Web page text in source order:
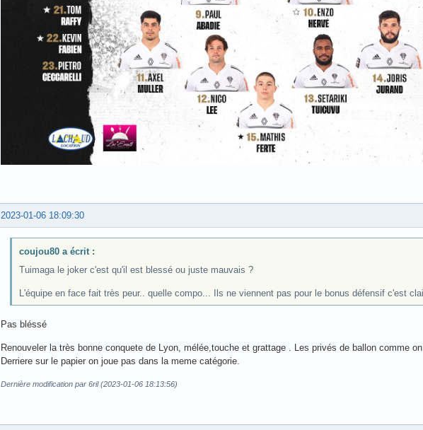
2023-01-06 18:09:30
coujou80 a écrit :
Tuimaga le joker c'est qu'il est blessé ou juste mauvais ?
L'équipe en face fait très peur.. quelle compo... Ils ne viennent pas pour le bonus défensif c'est
Pas bléssé
Renouveler la très bonne conquete de Lyon, mélée,touche et grattage . Les privés de ballon comme
Derriere sur le papier on joue pas dans la meme catégorie.
Dernière modification par 6ril (2023-01-06 18:13:56)